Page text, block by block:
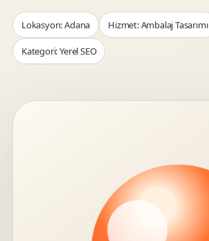
Lokasyon: Adana Hizmet: Ambalaj Tasarımı
Kategori: Yerel SEO